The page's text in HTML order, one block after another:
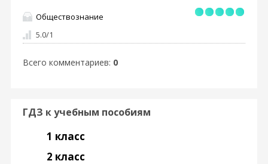
Обществознание
5.0/1
Всего комментариев: 0
ГДЗ к учебным пособиям
1 класс
2 класс